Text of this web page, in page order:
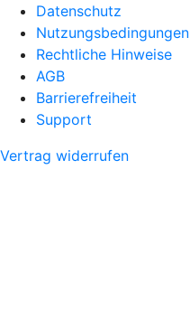
Datenschutz
Nutzungsbedingungen
Rechtliche Hinweise
AGB
Barrierefreiheit
Support
Vertrag widerrufen